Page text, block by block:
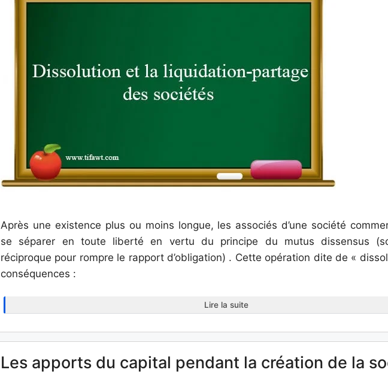
Après une existence plus ou moins longue, les associés d’une société
se séparer en toute liberté en vertu du principe du mutus dissensus
réciproque pour rompre le rapport d’obligation) . Cette opération dite de «
conséquences :
Lire la suite
Les apports du capital pendant la création de la